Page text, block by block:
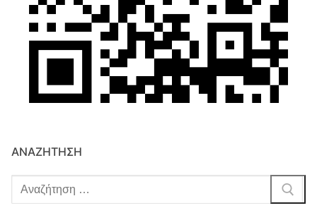
ΑΝΑΖΉΤΗΣΗ